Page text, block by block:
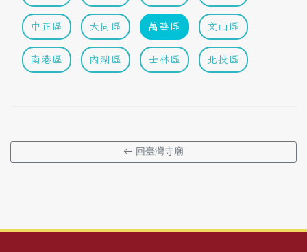
中正區 大同區 萬華區 文山區
南港區 內湖區 士林區 北投區
← 回臺灣寺廟